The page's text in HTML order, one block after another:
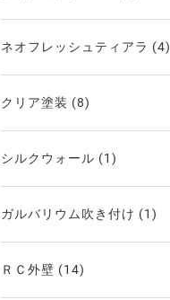
ネオフレッシュティアラ (4)
クリア塗装 (8)
シルクウォール (1)
ガルバリウム吹き付け (1)
ＲＣ外壁 (14)